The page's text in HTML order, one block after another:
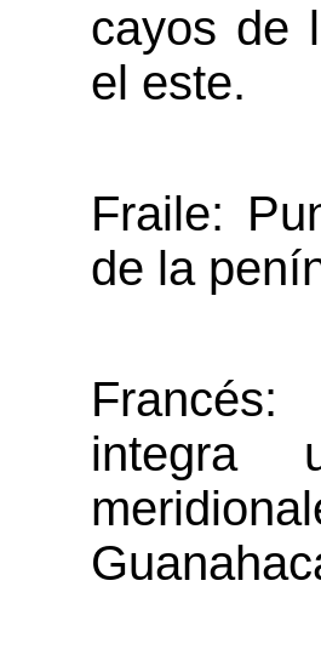
cayos de
el este.
Fraile:
de la
Francés:
integra